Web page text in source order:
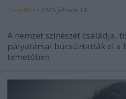
TörökÁkos • 2020. február 19.
A nemzet színészét családja,
pályatársai búcsúztatták el a
temetőben.